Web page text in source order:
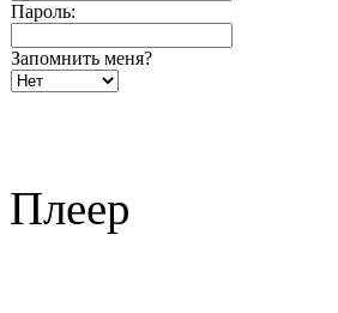
Пароль:
Запомнить меня?
Плеер